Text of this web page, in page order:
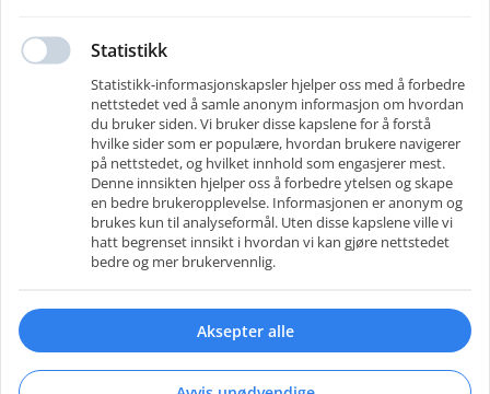
og høy samfunnsnytte.
95403256
sah@joblaunch.no
PersonvernInformasjonskapslerGå til bedriftsportalen
Statistikk
Statistikk-informasjonskapsler hjelper oss med å forbedre
nettstedet ved å samle anonym informasjon om hvordan
du bruker siden. Vi bruker disse kapslene for å forstå
hvilke sider som er populære, hvordan brukere navigerer
på nettstedet, og hvilket innhold som engasjerer mest.
Denne innsikten hjelper oss å forbedre ytelsen og skape
en bedre brukeropplevelse. Informasjonen er anonym og
brukes kun til analyseformål. Uten disse kapslene ville vi
hatt begrenset innsikt i hvordan vi kan gjøre nettstedet
bedre og mer brukervennlig.
Aksepter alle